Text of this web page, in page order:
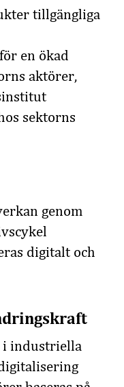
tillgängliga
en ökad
aktörer,
sektorns
genom
digitalt och
i industriella